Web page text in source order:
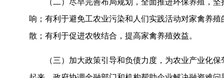
（二）尽早完善布局规划，全面推进环保养殖，
响；有利于避免工农业污染和人们实践活动对家禽养
散；有利于促进农牧结合，提高家禽养殖效益。
（三）加大政策引导和负债力度，为农业产业化